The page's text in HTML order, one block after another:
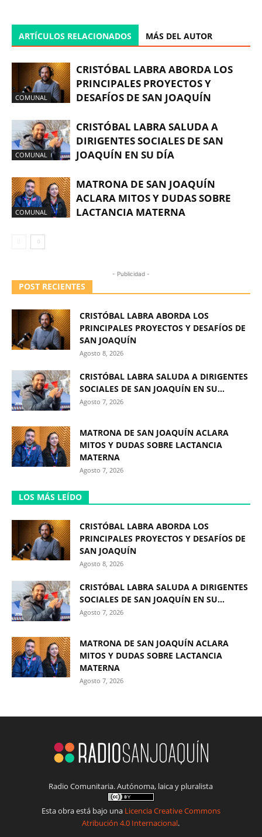
ARTÍCULOS RELACIONADOS MÁS DEL AUTOR
COMUNAL
CRISTÓBAL LABRA ABORDA LOS
PRINCIPALES PROYECTOS Y
DESAFÍOS DE SAN JOAQUÍN
COMUNAL
CRISTÓBAL LABRA SALUDA A
DIRIGENTES SOCIALES DE SAN
JOAQUÍN EN SU DÍA
COMUNAL
MATRONA DE SAN JOAQUÍN
ACLARA MITOS Y DUDAS SOBRE
LACTANCIA MATERNA
- Publicidad -
POST RECIENTES
CRISTÓBAL LABRA ABORDA LOS
PRINCIPALES PROYECTOS Y DESAFÍOS DE
SAN JOAQUÍN
Agosto 8, 2026
CRISTÓBAL LABRA SALUDA A DIRIGENTES
SOCIALES DE SAN JOAQUÍN EN SU...
Agosto 7, 2026
MATRONA DE SAN JOAQUÍN ACLARA
MITOS Y DUDAS SOBRE LACTANCIA
MATERNA
Agosto 7, 2026
LOS MÁS LEÍDO
CRISTÓBAL LABRA ABORDA LOS
PRINCIPALES PROYECTOS Y DESAFÍOS DE
SAN JOAQUÍN
Agosto 8, 2026
CRISTÓBAL LABRA SALUDA A DIRIGENTES
SOCIALES DE SAN JOAQUÍN EN SU...
Agosto 7, 2026
MATRONA DE SAN JOAQUÍN ACLARA
MITOS Y DUDAS SOBRE LACTANCIA
MATERNA
Agosto 7, 2026
Radio Comunitaria. Autónoma, laica y pluralista
Esta obra está bajo una Licencia Creative Commons
Atribución 4.0 Internacional.